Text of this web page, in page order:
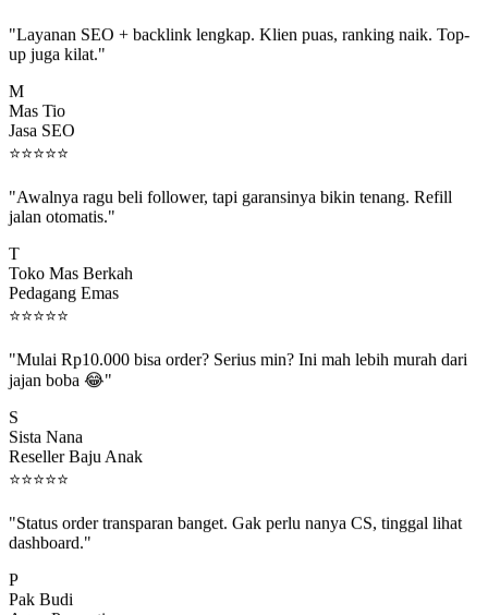
up juga kilat."
Mas Tio
Jasa SEO
⭐⭐⭐⭐⭐
jalan otomatis."
Toko Mas Berkah
Pedagang Emas
⭐⭐⭐⭐⭐
jajan boba 😂"
Sista Nana
Reseller Baju Anak
⭐⭐⭐⭐⭐
dashboard."
Pak Budi
Agen Properti